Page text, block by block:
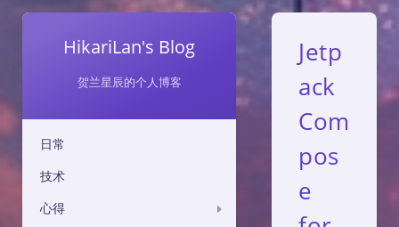
HikariLan's Blog
贺兰星辰的个人博客
日常
技术
心得
Jetp
ack
Com
pos
e